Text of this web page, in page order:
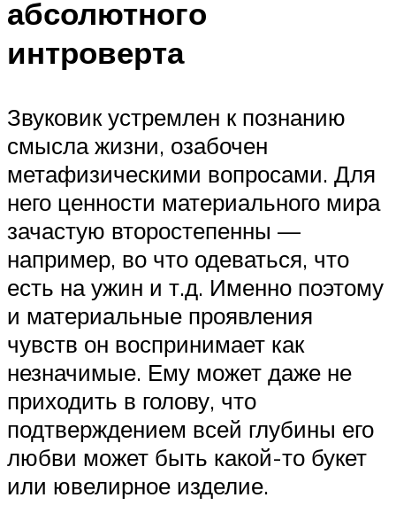
абсолютного
интроверта
Звуковик устремлен к познанию
смысла жизни, озабочен
метафизическими вопросами. Для
него ценности материального мира
зачастую второстепенны —
например, во что одеваться, что
есть на ужин и т.д. Именно поэтому
и материальные проявления
чувств он воспринимает как
незначимые. Ему может даже не
приходить в голову, что
подтверждением всей глубины его
любви может быть какой-то букет
или ювелирное изделие.